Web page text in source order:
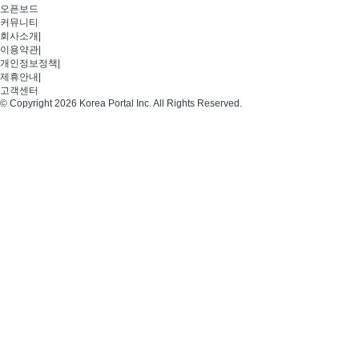
오픈보드
커뮤니티
회사소개
이용약관
개인정보정책
제휴안내
고객센터
© Copyright 2026 Korea Portal Inc. All Rights Reserved.